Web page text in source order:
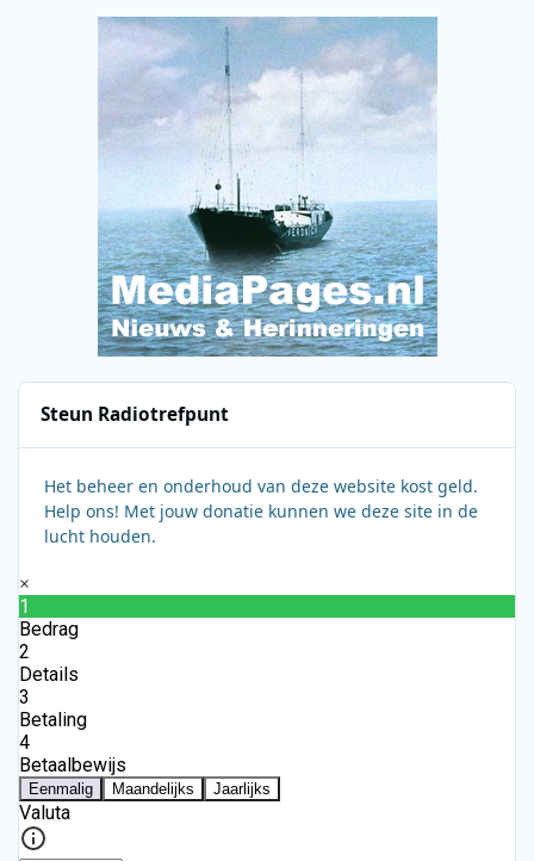
Steun Radiotrefpunt
Het beheer en onderhoud van deze website kost geld.
Help ons! Met jouw donatie kunnen we deze site in de
lucht houden.